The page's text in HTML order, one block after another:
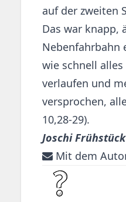
auf der zweiten
Das war knapp,
Nebenfahrbahn
wie schnell
verlaufen und
versprochen,
10,28-29).
Joschi Frühstück
Mit dem